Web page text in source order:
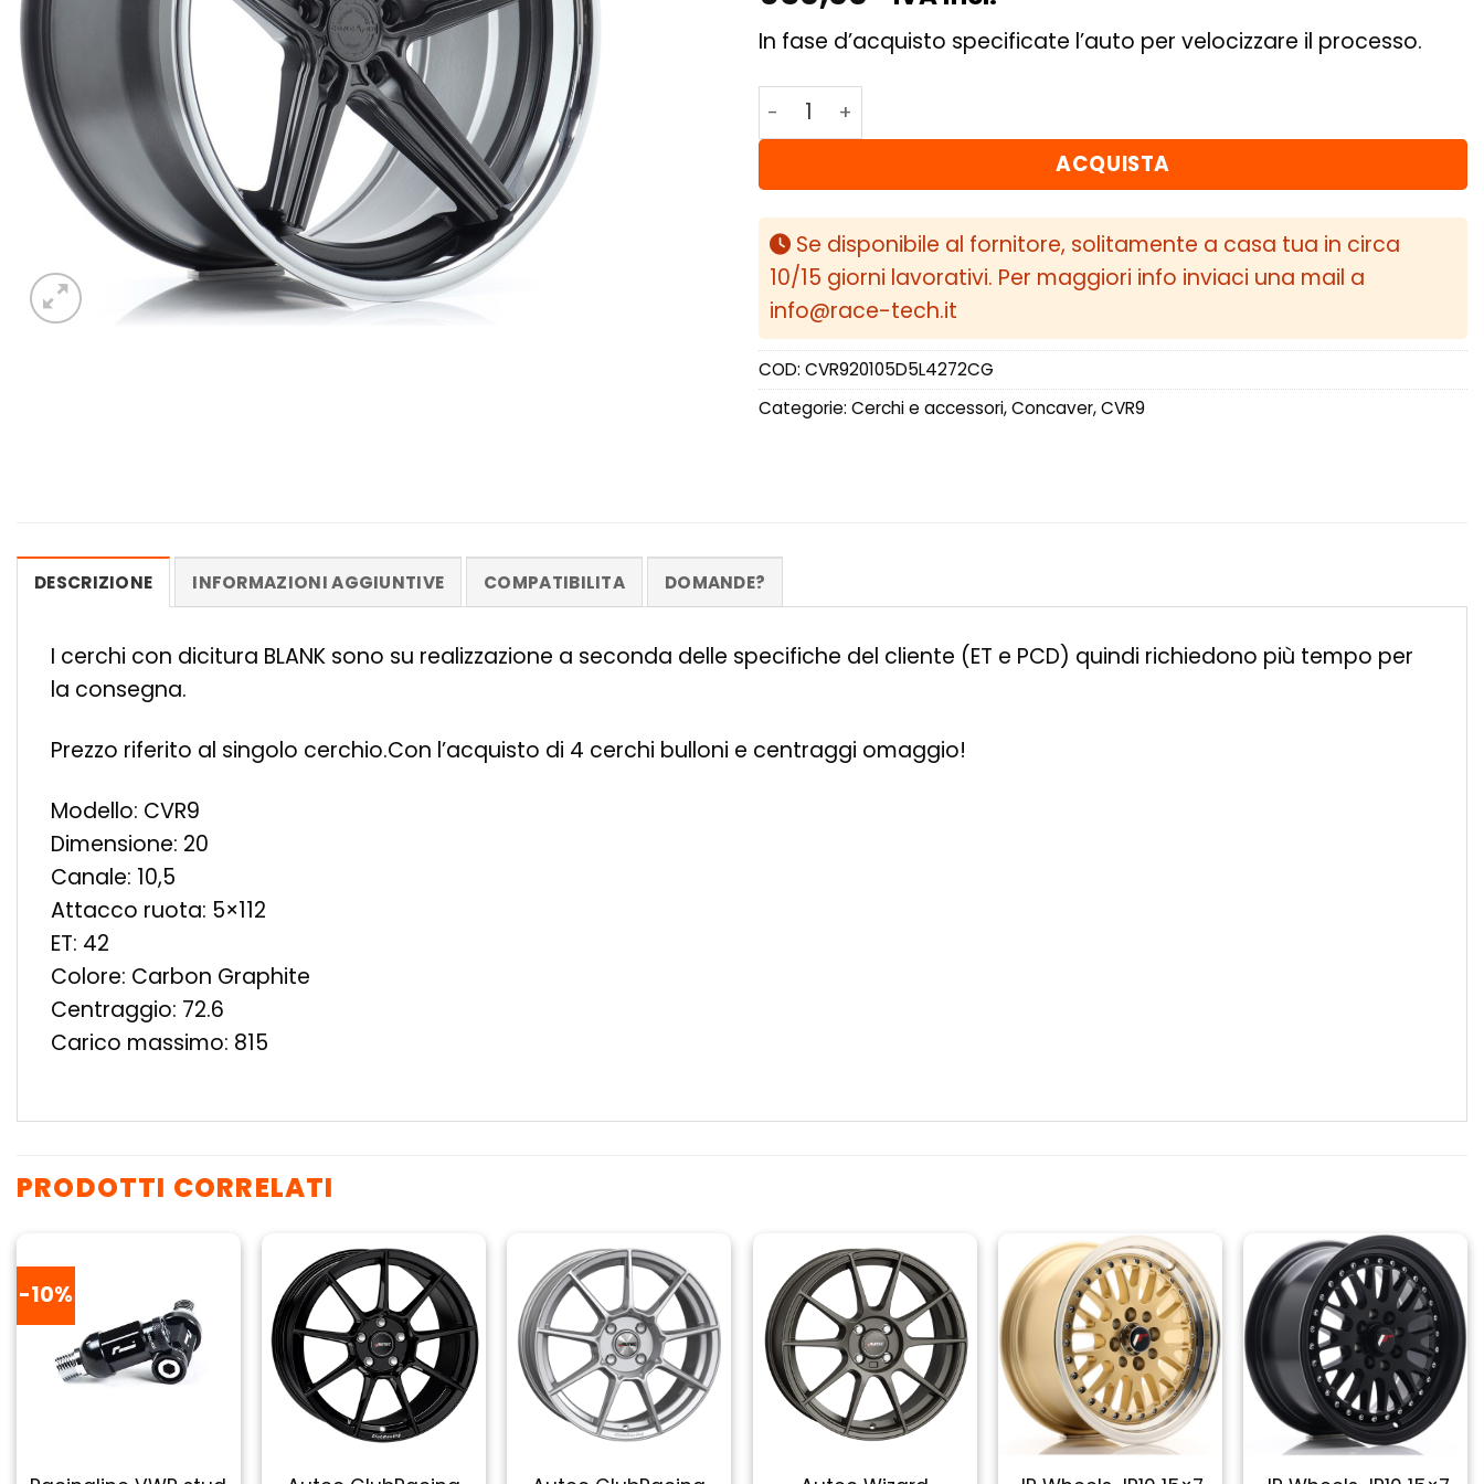
In fase d’acquisto specificate l’auto per velocizzare il processo.
Concaver CVR9 20x10,5 ET42 5x112 Carbon Graphite quantità
ACQUISTA
Se disponibile al fornitore, solitamente a casa tua in circa
10/15 giorni lavorativi. Per maggiori info inviaci una mail a
info@race-tech.it
COD: CVR920105D5L4272CG
Categorie: Cerchi e accessori,Concaver,CVR9
DESCRIZIONE INFORMAZIONI AGGIUNTIVE COMPATIBILITA DOMANDE?
I cerchi con dicitura BLANK sono su realizzazione a seconda delle specifiche del cliente (ET e PCD) quindi richiedono più tempo per
la consegna.
Prezzo riferito al singolo cerchio.Con l’acquisto di 4 cerchi bulloni e centraggi omaggio!
Modello: CVR9
Dimensione: 20
Canale: 10,5
Attacco ruota: 5×112
ET: 42
Colore: Carbon Graphite
Centraggio: 72.6
Carico massimo: 815
PRODOTTI CORRELATI
-10%